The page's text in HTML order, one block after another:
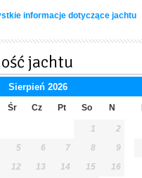
informacje dotyczące jachtu
jachtu
Sierpień 2026
Śr Cz Pt So N
1
2
5 6 7 8
9
12 13 14 15
16